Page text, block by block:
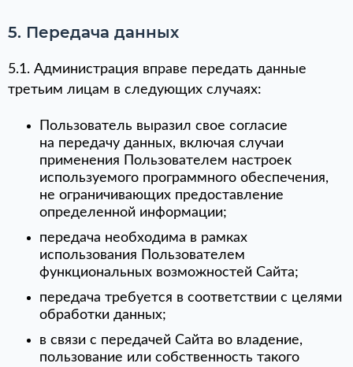
5. Передача данных
5.1. Администрация вправе передать данные
третьим лицам в следующих случаях:
Пользователь выразил свое согласие
на передачу данных, включая случаи
применения Пользователем настроек
используемого программного обеспечения,
не ограничивающих предоставление
определенной информации;
передача необходима в рамках
использования Пользователем
функциональных возможностей Сайта;
передача требуется в соответствии с целями
обработки данных;
в связи с передачей Сайта во владение,
пользование или собственность такого